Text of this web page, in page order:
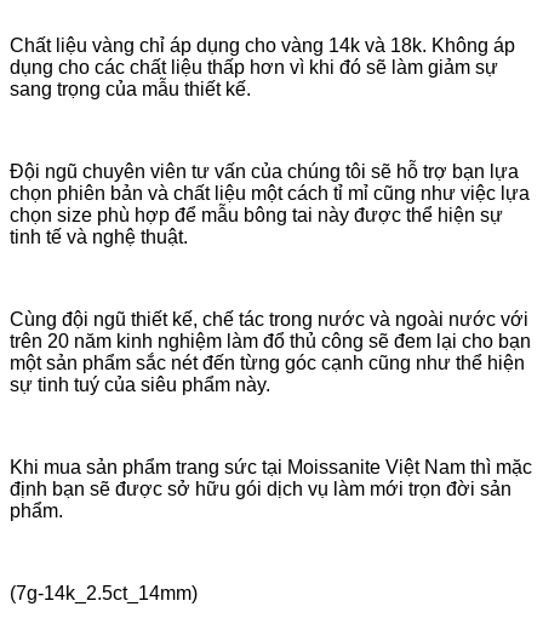
Chất liệu vàng chỉ áp dụng cho vàng 14k và 18k. Không áp
dụng cho các chất liệu thấp hơn vì khi đó sẽ làm giảm sự
sang trọng của mẫu thiết kế.
Đội ngũ chuyên viên tư vấn của chúng tôi sẽ hỗ trợ bạn lựa
chọn phiên bản và chất liệu một cách tỉ mỉ cũng như việc lựa
chọn size phù hợp để mẫu bông tai này được thể hiện sự
tinh tế và nghệ thuật.
Cùng đội ngũ thiết kế, chế tác trong nước và ngoài nước với
trên 20 năm kinh nghiệm làm đổ thủ công sẽ đem lại cho bạn
một sản phẩm sắc nét đến từng góc cạnh cũng như thể hiện
sự tinh tuý của siêu phẩm này.
Khi mua sản phẩm trang sức tại Moissanite Việt Nam thì mặc
định bạn sẽ được sở hữu gói dịch vụ làm mới trọn đời sản
phẩm.
(7g-14k_2.5ct_14mm)